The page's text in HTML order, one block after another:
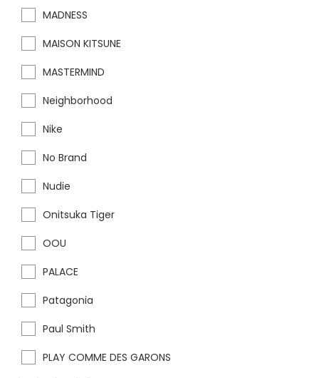
MADNESS
MAISON KITSUNE
MASTERMIND
Neighborhood
Nike
No Brand
Nudie
Onitsuka Tiger
OOU
PALACE
Patagonia
Paul Smith
PLAY COMME DES GARONS